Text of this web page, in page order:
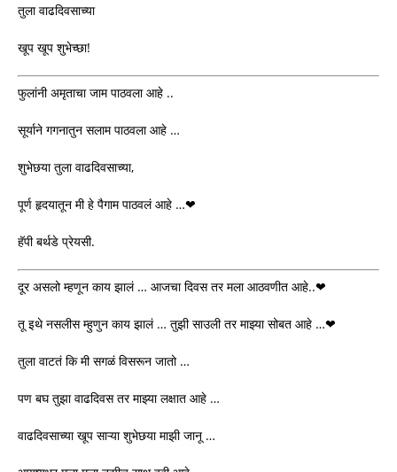
तुला वाढदिवसाच्या
खूप खूप शुभेच्छा!
फुलांनी अमृताचा जाम पाठवला आहे ..
सूर्याने गगनातुन सलाम पाठवला आहे …
शुभेछया तुला वाढदिवसाच्या,
पूर्ण हृदयातून मी हे पैगाम पाठवलं आहे …❤
हॅपी बर्थडे प्रेयसी.
दूर असलो म्हणून काय झालं … आजचा दिवस तर मला आठवणीत आहे..❤
तू इथे नसलीस म्हुणुन काय झालं … तुझी साउली तर माझ्या सोबत आहे …❤
तुला वाटतं कि मी सगळं विसरून जातो …
पण बघ तुझा वाढदिवस तर माझ्या लक्षात आहे …
वाढदिवसाच्या खूप साऱ्या शुभेछया माझी जानू …